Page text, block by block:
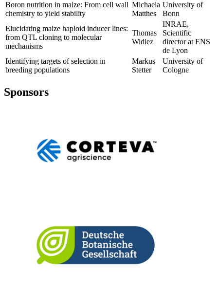
Boron nutrition in maize: From cell wall
chemistry to yield stability
Michaela
Matthes
University of
Bonn
Elucidating maize haploid inducer lines:
from QTL cloning to molecular
mechanisms
Thomas
Widiez
INRAE,
Scientific
director at ENS
de Lyon
Identifying targets of selection in
breeding populations
Markus
Stetter
University of
Cologne
Sponsors